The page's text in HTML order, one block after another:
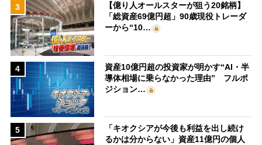
3
【億り人オールスターが狙う20銘柄】
「総資産69億円超」90歳現役トレーダ
ーから“10…
4
資産10億円超の投資家が明かす“AI・半
導体相場に乗らなかった理由” フルポ
ジション…
5
「キオクシアが今後も利益を出し続け
るかは分からない」資産11億円の個人